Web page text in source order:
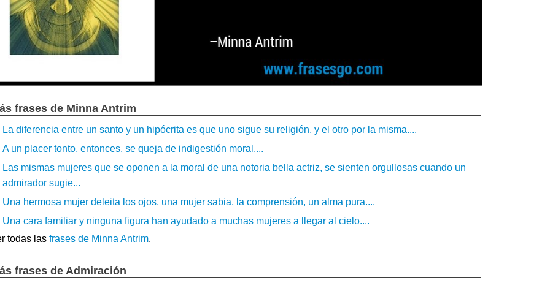
frases de Minna Antrim
La diferencia entre un santo y un hipócrita es que uno sigue su religión, y el otro por la misma....
A un placer tonto, entonces, se queja de indigestión moral....
Las mismas mujeres que se oponen a la moral de una notoria bella actriz, se sienten orgullosas cuando un
admirador sugie...
Una hermosa mujer deleita los ojos, una mujer sabia, la comprensión, un alma pura....
Una cara familiar y ninguna figura han ayudado a muchas mujeres a llegar al cielo....
todas las frases de Minna Antrim.
frases de Admiración